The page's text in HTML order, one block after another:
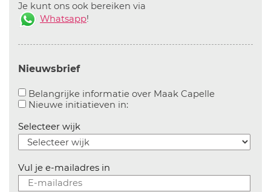
Je kunt ons ook bereiken via
Whatsapp!
Nieuwsbrief
Belangrijke informatie over Maak CapelleAanvinken
Nieuwe initiatieven in:Aanvinken om informatie over
Selecteer wijk
Vul je e-mailadres in